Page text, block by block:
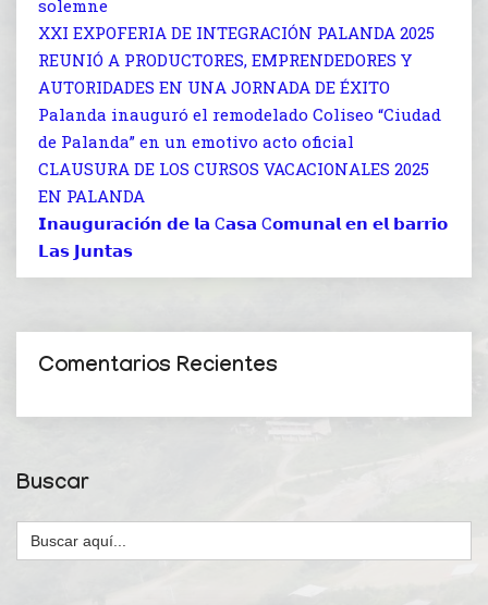
solemne
XXI EXPOFERIA DE INTEGRACIÓN PALANDA 2025
REUNIÓ A PRODUCTORES, EMPRENDEDORES Y
AUTORIDADES EN UNA JORNADA DE ÉXITO
Palanda inauguró el remodelado Coliseo “Ciudad
de Palanda” en un emotivo acto oficial
CLAUSURA DE LOS CURSOS VACACIONALES 2025
EN PALANDA
𝗜𝗻𝗮𝘂𝗴𝘂𝗿𝗮𝗰𝗶𝗼́𝗻 𝗱𝗲 𝗹𝗮 C𝗮𝘀𝗮 C𝗼𝗺𝘂𝗻𝗮𝗹 𝗲𝗻 𝗲𝗹 𝗯𝗮𝗿𝗿𝗶𝗼
𝗟𝗮𝘀 𝗝𝘂𝗻𝘁𝗮𝘀
Comentarios Recientes
Buscar
Buscar: